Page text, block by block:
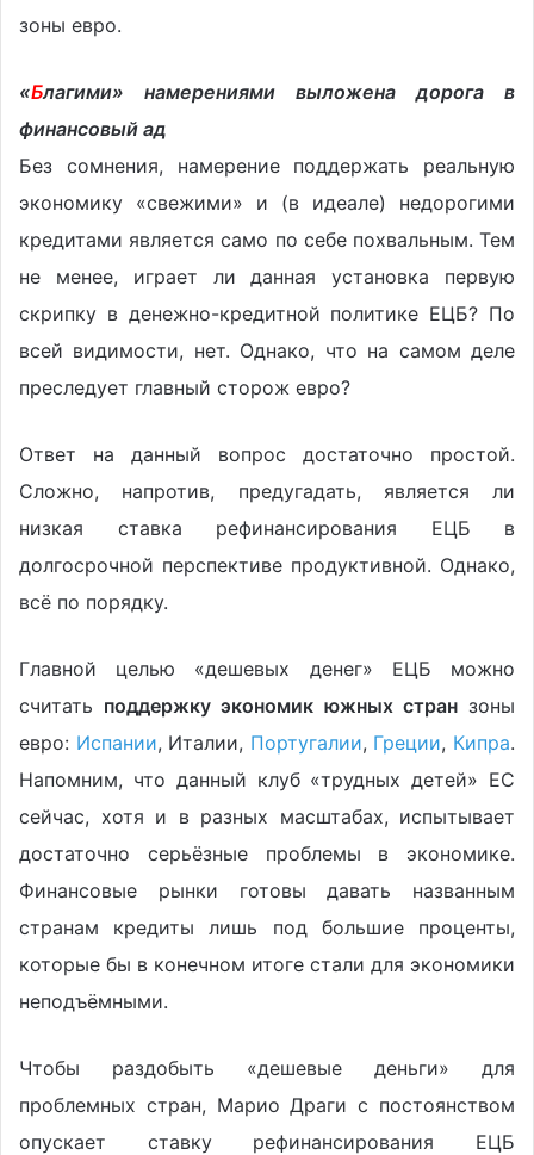
зоны евро.
«Благими» намерениями выложена дорога в
финансовый ад
Без сомнения, намерение поддержать реальную
экономику «свежими» и (в идеале) недорогими
кредитами является само по себе похвальным. Тем
не менее, играет ли данная установка первую
скрипку в денежно-кредитной политике ЕЦБ? По
всей видимости, нет. Однако, что на самом деле
преследует главный сторож евро?
Ответ на данный вопрос достаточно простой.
Сложно, напротив, предугадать, является ли
низкая ставка рефинансирования ЕЦБ в
долгосрочной перспективе продуктивной. Однако,
всё по порядку.
Главной целью «дешевых денег» ЕЦБ можно
считать поддержку экономик южных странзоны
евро: Испании, Италии, Португалии, Греции, Кипра.
Напомним, что данный клуб «трудных детей» ЕС
сейчас, хотя и в разных масштабах, испытывает
достаточно серьёзные проблемы в экономике.
Финансовые рынки готовы давать названным
странам кредиты лишь под большие проценты,
которые бы в конечном итоге стали для экономики
неподъёмными.
Чтобы раздобыть «дешевые деньги» для
проблемных стран, Марио Драги с постоянством
опускает ставку рефинансирования ЕЦБ